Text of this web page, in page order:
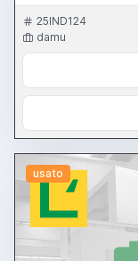
25IND124
damu
usato